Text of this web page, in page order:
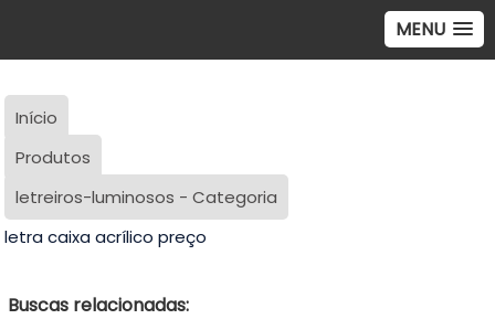
MENU
Início
Produtos
letreiros-luminosos - Categoria
letra caixa acrílico preço
Buscas relacionadas: